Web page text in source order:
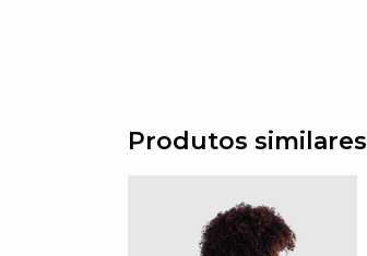
Produtos similares